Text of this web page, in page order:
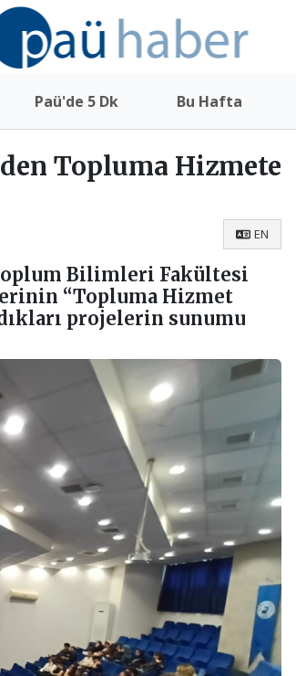
Paü'de 5 Dk Bu Hafta
Topluma Hizmete
EN
Bilimleri Fakültesi
“Topluma Hizmet
projelerin sunumu